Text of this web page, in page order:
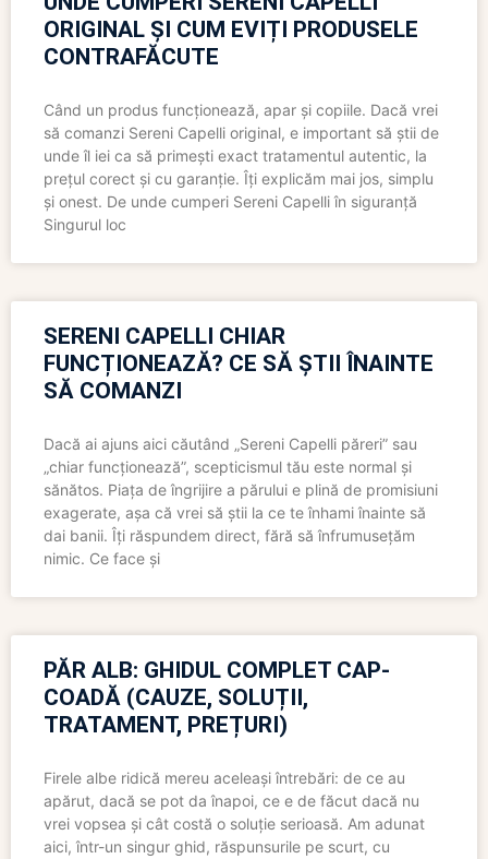
ORIGINAL ȘI CUM EVIȚI PRODUSELE
CONTRAFĂCUTE
Când un produs funcționează, apar și copiile. Dacă vrei
să comanzi Sereni Capelli original, e important să știi de
unde îl iei ca să primești exact tratamentul autentic, la
prețul corect și cu garanție. Îți explicăm mai jos, simplu
și onest. De unde cumperi Sereni Capelli în siguranță
Singurul loc
SERENI CAPELLI CHIAR
FUNCȚIONEAZĂ? CE SĂ ȘTII ÎNAINTE
SĂ COMANZI
Dacă ai ajuns aici căutând „Sereni Capelli păreri” sau
„chiar funcționează”, scepticismul tău este normal și
sănătos. Piața de îngrijire a părului e plină de promisiuni
exagerate, așa că vrei să știi la ce te înhami înainte să
dai banii. Îți răspundem direct, fără să înfrumusețăm
nimic. Ce face și
PĂR ALB: GHIDUL COMPLET CAP-
COADĂ (CAUZE, SOLUȚII,
TRATAMENT, PREȚURI)
Firele albe ridică mereu aceleași întrebări: de ce au
apărut, dacă se pot da înapoi, ce e de făcut dacă nu
vrei vopsea și cât costă o soluție serioasă. Am adunat
aici, într-un singur ghid, răspunsurile pe scurt, cu